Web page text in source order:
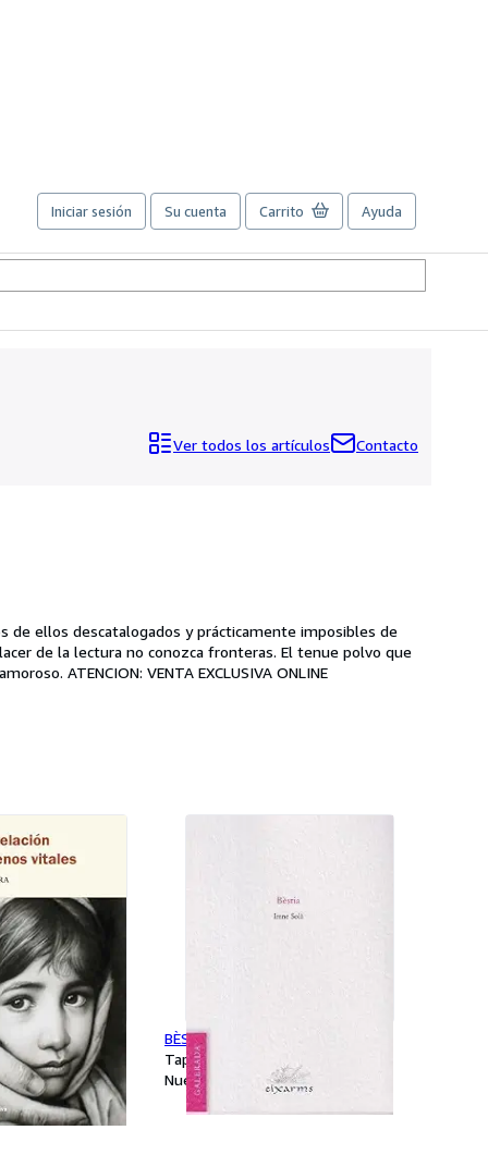
Iniciar sesión Su cuenta Carrito Ayuda
Ver todos los artículos Contacto
de ellos descatalogados y prácticamente imposibles de
no conozca fronteras. El tenue polvo que
dora la pagina de los libros antiguos es como una especie de penicilina que aumenta y hace feliz la longevidad del lector asiduo y amoroso. ATENCION: VENTA EXCLUSIVA ONLINE
DE
BÈSTIA
Tapa blanda
Nuevo